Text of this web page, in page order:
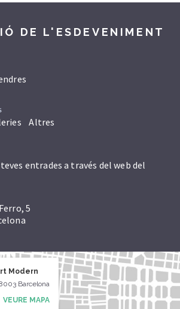
DE L'ESDEVENIMENT
Altres
entrades a través del web del
5
Modern
Barcelona
VEURE MAPA